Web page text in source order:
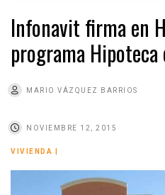
Infonavit firma en
programa
MARIO VÁZQUEZ BARRIOS
NOVIEMBRE 12, 2015
VIVIENDA